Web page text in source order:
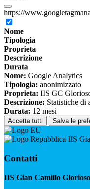
https://
Nome
Tipologia
Proprieta
Descrizione
Durata
Nome: Google Analytics
Tipologia: anonimizzato
Proprieta: IIS GC
Descrizione: Statistiche di
Durata: 12 mesi
Accetta tutti Salva le
IIS
Contatti
IIS Gian Camillo Glorioso